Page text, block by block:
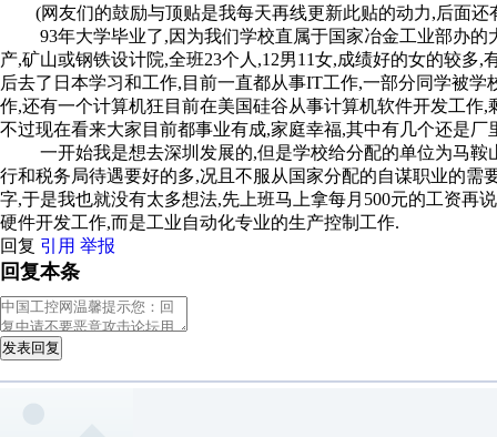
(网友们的鼓励与顶贴是我每天再线更新此贴的动力,后面还
93年大学毕业了,因为我们学校直属于国家冶金工业部办的
产,矿山或钢铁设计院,全班23个人,12男11女,成绩好的女的较
后去了日本学习和工作,目前一直都从事IT工作,一部分同学被
作,还有一个计算机狂目前在美国硅谷从事计算机软件开发工
不过现在看来大家目前都事业有成,家庭幸福,其中有几个还是厂
一开始我是想去深圳发展的,但是学校给分配的单位为马鞍
行和税务局待遇要好的多,况且不服从国家分配的自谋职业的
字,于是我也就没有太多想法,先上班马上拿每月500元的工资再
硬件开发工作,而是工业自动化专业的生产控制工作.
回复 引用 举报
回复本条
发表回复